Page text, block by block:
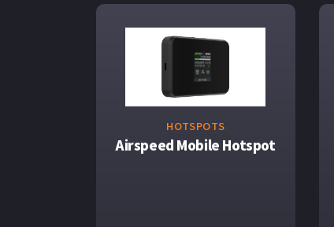
HOTSPOTS
Airspeed Mobile Hotspot